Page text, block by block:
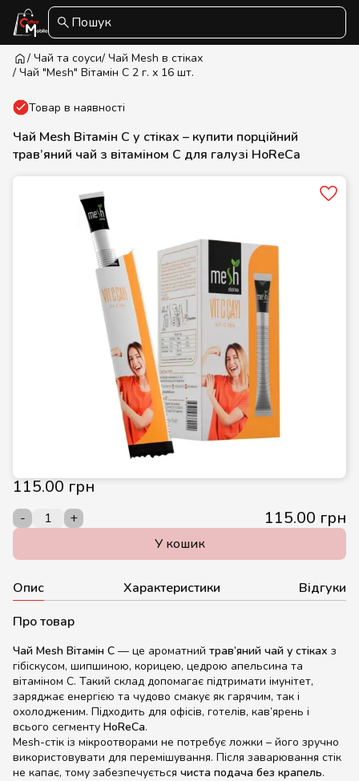
Пошук
/ Чай та соуси/ Чай Mesh в стіках
/ Чай "Mesh" Вітамін С 2 г. х 16 шт.
Товар в наявності
Чай Mesh Вітамін С у стіках – купити порційний
трав’яний чай з вітаміном С для галузі HoReCa
115.00 грн
- + 115.00 грн
У кошик
Опис Характеристики
Відгуки
Про товар
Чай Mesh Вітамін С — це ароматний трав’яний чай у стіках з
гібіскусом, шипшиною, корицею, цедрою апельсина та
вітаміном С. Такий склад допомагає підтримати імунітет,
заряджає енергією та чудово смакує як гарячим, так і
охолодженим. Підходить для офісів, готелів, кав’ярень і
всього сегменту HoReCa.
Mesh-стік із мікроотворами не потребує ложки – його зручно
використовувати для перемішування. Після заварювання стік
не капає, тому забезпечується чиста подача без крапель.